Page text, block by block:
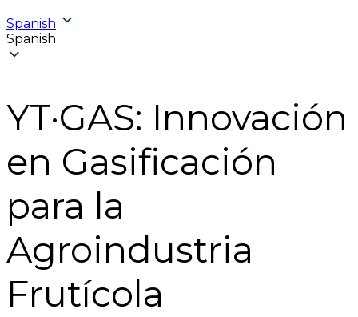
Spanish
Spanish
YT·GAS: Innovación
en Gasificación
para la
Agroindustria
Frutícola